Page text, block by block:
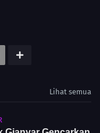
Lihat semua